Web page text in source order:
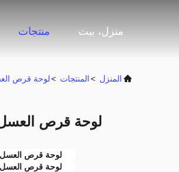
منزل، بيت منتجات
المنزل >المنتجات >لوحة قرص
لوحة قرص العسل
لوحة قرص العسل من
لوحة قرص العسل من